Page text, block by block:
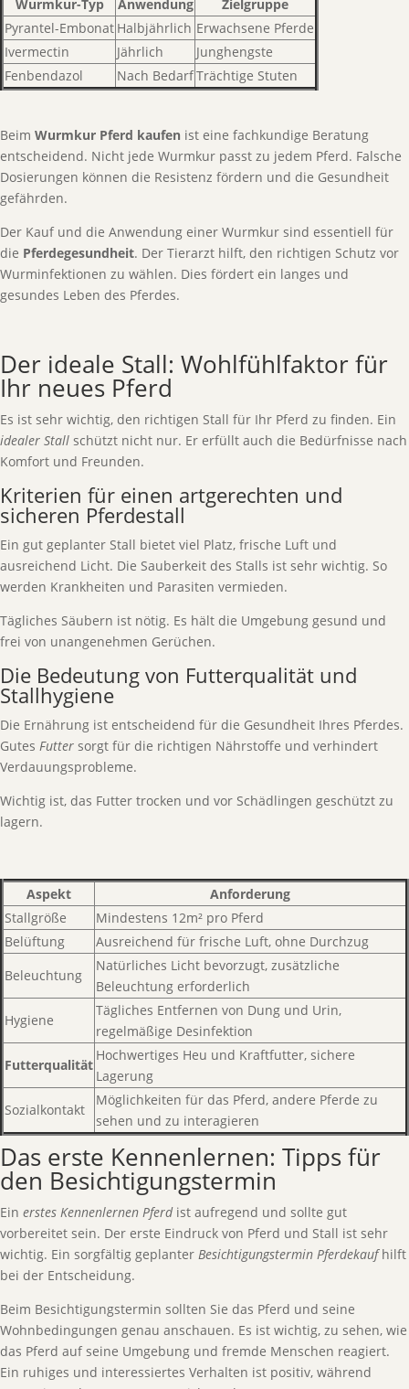
Wurmkur-Typ Anwendung
Zielgruppe
Pyrantel-Embonat Halbjährlich Erwachsene Pferde
Ivermectin
Jährlich
Junghengste
Fenbendazol
Nach BedarfTrächtige Stuten
Beim Wurmkur Pferd kaufen ist eine fachkundige Beratung
entscheidend. Nicht jede Wurmkur passt zu jedem Pferd. Falsche
Dosierungen können die Resistenz fördern und die Gesundheit
gefährden.
Der Kauf und die Anwendung einer Wurmkur sind essentiell für
die Pferdegesundheit. Der Tierarzt hilft, den richtigen Schutz vor
Wurminfektionen zu wählen. Dies fördert ein langes und
gesundes Leben des Pferdes.
Der ideale Stall: Wohlfühlfaktor für
Ihr neues Pferd
Es ist sehr wichtig, den richtigen Stall für Ihr Pferd zu finden. Ein
idealer Stall schützt nicht nur. Er erfüllt auch die Bedürfnisse nach
Komfort und Freunden.
Kriterien für einen artgerechten und
sicheren Pferdestall
Ein gut geplanter Stall bietet viel Platz, frische Luft und
ausreichend Licht. Die Sauberkeit des Stalls ist sehr wichtig. So
werden Krankheiten und Parasiten vermieden.
Tägliches Säubern ist nötig. Es hält die Umgebung gesund und
frei von unangenehmen Gerüchen.
Die Bedeutung von Futterqualität und
Stallhygiene
Die Ernährung ist entscheidend für die Gesundheit Ihres Pferdes.
Gutes Futter sorgt für die richtigen Nährstoffe und verhindert
Verdauungsprobleme.
Wichtig ist, das Futter trocken und vor Schädlingen geschützt zu
lagern.
Aspekt
Anforderung
Stallgröße
Mindestens 12m² pro Pferd
Belüftung
Ausreichend für frische Luft, ohne Durchzug
Beleuchtung
Natürliches Licht bevorzugt, zusätzliche
Beleuchtung erforderlich
Hygiene
Tägliches Entfernen von Dung und Urin,
regelmäßige Desinfektion
Futterqualität
Hochwertiges Heu und Kraftfutter, sichere
Lagerung
Sozialkontakt
Möglichkeiten für das Pferd, andere Pferde zu
sehen und zu interagieren
Das erste Kennenlernen: Tipps für
den Besichtigungstermin
Ein erstes Kennenlernen Pferdist aufregend und sollte gut
vorbereitet sein. Der erste Eindruck von Pferd und Stall ist sehr
wichtig. Ein sorgfältig geplanter Besichtigungstermin Pferdekaufhilft
bei der Entscheidung.
Beim Besichtigungstermin sollten Sie das Pferd und seine
Wohnbedingungen genau anschauen. Es ist wichtig, zu sehen, wie
das Pferd auf seine Umgebung und fremde Menschen reagiert.
Ein ruhiges und interessiertes Verhalten ist positiv, während